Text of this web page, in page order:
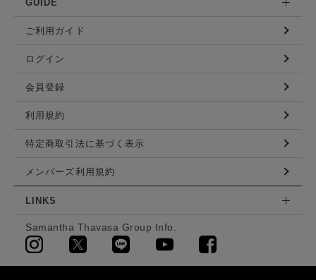
GUIDE
ご利用ガイド
ログイン
会員登録
利用規約
特定商取引法に基づく表示
メンバーズ利用規約
LINKS
Samantha Thavasa Group Info.